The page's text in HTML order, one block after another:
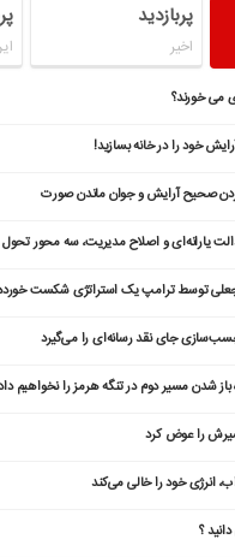
پربازدید
اخیر
می خورند؟
خود را در خانه بسازید!
یارانه‌ای و اصلاح مدیریت، سه محور
جعلی توسط ترامپ یک استراتژی شکست
جای نقد رسانه‌ای را می‌گیرد
شدن مسیر دوم در تنگه هرمز را نخواهیم
را عوض کرد
انرژی خود را خالی می‌کند
؟